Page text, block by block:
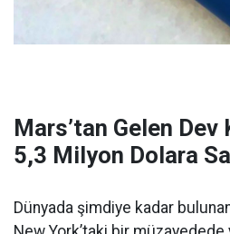
Mars’tan Gelen Dev
5,3 Milyon Dolara
Dünyada şimdiye kadar